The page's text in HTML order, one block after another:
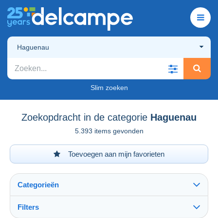
Haguenau
Slim zoeken
Zoekopdracht in de categorie Haguenau
5.393 items gevonden
Toevoegen aan mijn favorieten
Categorieën
Filters